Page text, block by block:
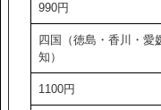
990円
四国（徳島・香川・愛
知）
1100円